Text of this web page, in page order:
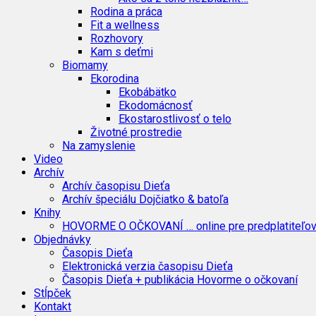
Rodina a práca
Fit a wellness
Rozhovory
Kam s deťmi
Biomamy
Ekorodina
Ekobábätko
Ekodomácnosť
Ekostarostlivosť o telo
Životné prostredie
Na zamyslenie
Video
Archív
Archív časopisu Dieťa
Archív špeciálu Dojčiatko & batoľa
Knihy
HOVORME O OČKOVANÍ … online pre predplatiteľov
Objednávky
Časopis Dieťa
Elektronická verzia časopisu Dieťa
Časopis Dieťa + publikácia Hovorme o očkovaní
Stĺpček
Kontakt